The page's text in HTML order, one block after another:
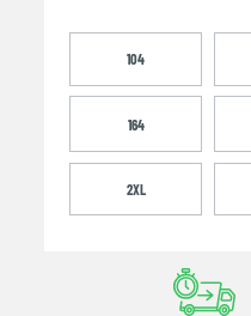
104
164
2XL